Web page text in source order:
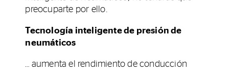
preocuparte por ello.
Tecnología inteligente de presión de
neumáticos
… aumenta el rendimiento de conducción